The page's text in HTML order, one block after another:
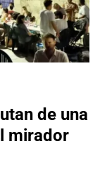
de una
mirador